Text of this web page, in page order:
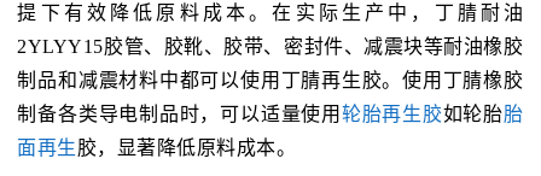
提下有效降低原料成本。在实际生产中，丁腈耐油
2YLYY15胶管、胶靴、胶带、密封件、减震块等耐油橡胶
制品和减震材料中都可以使用丁腈再生胶。使用丁腈橡胶
制备各类导电制品时，可以适量使用 轮胎再生胶如轮胎胎
面再生胶，显著降低原料成本。